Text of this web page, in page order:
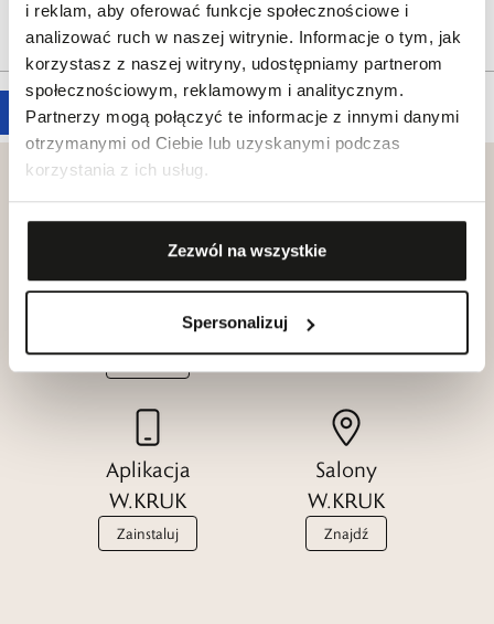
i reklam, aby oferować funkcje społecznościowe i
analizować ruch w naszej witrynie. Informacje o tym, jak
korzystasz z naszej witryny, udostępniamy partnerom
społecznościowym, reklamowym i analitycznym.
Partnerzy mogą połączyć te informacje z innymi danymi
otrzymanymi od Ciebie lub uzyskanymi podczas
korzystania z ich usług.
Zezwól na wszystkie
Spersonalizuj
Tagi
Klub dla
Przyjaciół
W.KRUK
Dołącz
Katalogi
W.KRUK
Aplikacja
W.KRUK
Zainstaluj
Salony
W.KRUK
Znajdź